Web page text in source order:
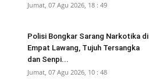
Jumat, 07 Agu 2026, 18 : 49
Polisi Bongkar Sarang Narkotika di
Empat Lawang, Tujuh Tersangka
dan Senpi...
Jumat, 07 Agu 2026, 10 : 48